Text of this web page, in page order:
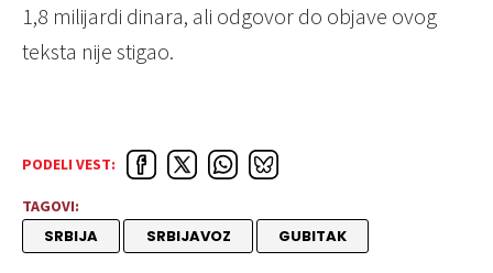
1,8 milijardi dinara, ali odgovor do objave ovog
teksta nije stigao.
PODELI VEST:
TAGOVI:
SRBIJA SRBIJAVOZ GUBITAK